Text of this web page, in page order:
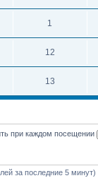
1
12
13
при каждом посещении
за последние 5 минут)